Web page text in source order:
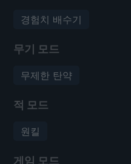
경험치 배수기
무기 모드
무제한 탄약
적 모드
원킬
게임 모드